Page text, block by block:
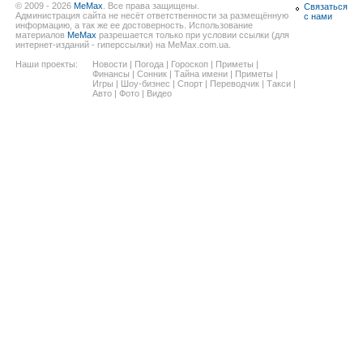
© 2009 - 2026 MeMax . Все права защищены.
Администрация сайта не несёт ответственности за размещённую
информацию, а так же ее достоверность. Использование
материалов MeMax разрешается только при условии ссылки (для
интернет-изданий - гиперссылки) на MeMax.com.ua.
Наши проекты:
Новости | Погода | Гороскоп | Приметы |
Финансы | Сонник | Тайна имени | Приметы |
Игры | Шоу-бизнес | Спорт | Переводчик | Такси |
Авто | Фото | Видео
Связаться
с нами